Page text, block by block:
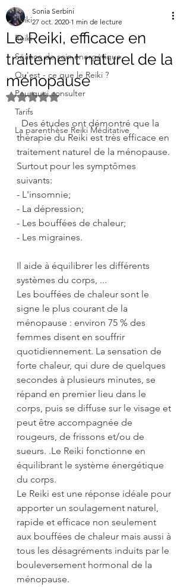
Reiki
Reiki
Séance de soin énergétique
Qu'est - ce que le Reiki ?
Pourquoi consulter
Tarifs
La parenthèse Reiki Méditative
Le Reiki, efficace en
traitement naturel de la
ménopause
Sonia Serbini
27 oct. 2020 1 min de lecture
Noté NaN étoiles sur 5.
Des études ont démontré que la
thérapie du Reiki est très efficace en
traitement naturel de la ménopause.
Surtout pour les symptômes
suivants:
- L'insomnie;
- La dépression;
- Les bouffées de chaleur;
- Les migraines.
Il aide à équilibrer les différents
systèmes du corps, ...
Les bouffées de chaleur sont le
signe le plus courant de la
ménopause : environ 75 % des
femmes disent en souffrir
quotidiennement. La sensation de
forte chaleur, qui dure de quelques
secondes à plusieurs minutes, se
répand en premier lieu dans le
corps, puis se diffuse sur le visage et
peut être accompagnée de
rougeurs, de frissons et/ou de
sueurs. .Le Reiki fonctionne en
équilibrant le système énergétique
du corps.
Le Reiki est une réponse idéale pour
apporter un soulagement naturel,
rapide et efficace non seulement
aux bouffées de chaleur mais aussi à
tous les désagréments induits par le
bouleversement hormonal de la
ménopause.